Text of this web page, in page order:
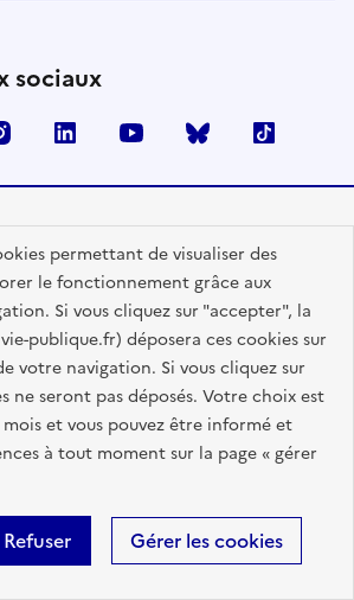
permettant de visualiser des
le fonctionnement grâce aux
Si vous cliquez sur "accepter", la
publique.fr) déposera ces cookies sur
votre navigation. Si vous cliquez sur
ne seront pas déposés. Votre choix est
et vous pouvez être informé et
à tout moment sur la page « gérer
Refuser Gérer les cookies
sociaux
Twitter)
instagramlinkedin youtube Bluesky